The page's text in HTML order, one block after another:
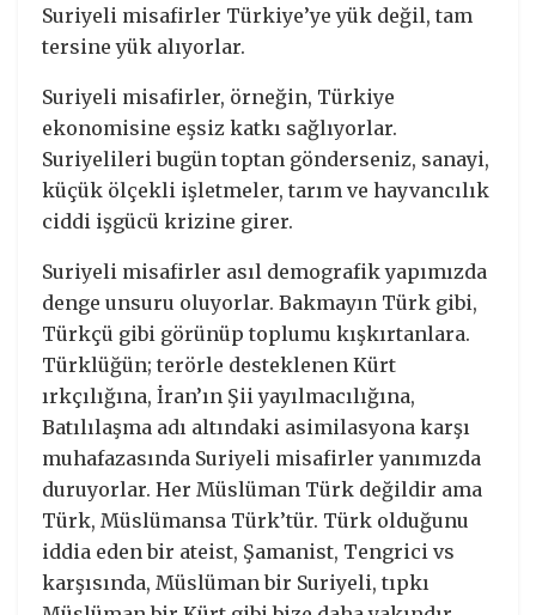
Suriyeli misafirler Türkiye’ye yük değil, tam
tersine yük alıyorlar.
Suriyeli misafirler, örneğin, Türkiye
ekonomisine eşsiz katkı sağlıyorlar.
Suriyelileri bugün toptan gönderseniz, sanayi,
küçük ölçekli işletmeler, tarım ve hayvancılık
ciddi işgücü krizine girer.
Suriyeli misafirler asıl demografik yapımızda
denge unsuru oluyorlar. Bakmayın Türk gibi,
Türkçü gibi görünüp toplumu kışkırtanlara.
Türklüğün; terörle desteklenen Kürt
ırkçılığına, İran’ın Şii yayılmacılığına,
Batılılaşma adı altındaki asimilasyona karşı
muhafazasında Suriyeli misafirler yanımızda
duruyorlar. Her Müslüman Türk değildir ama
Türk, Müslümansa Türk’tür. Türk olduğunu
iddia eden bir ateist, Şamanist, Tengrici vs
karşısında, Müslüman bir Suriyeli, tıpkı